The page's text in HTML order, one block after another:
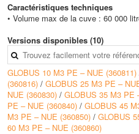
Caractéristiques techniques
• Volume max de la cuve : 60 000
Versions disponibles (10)
GLOBUS 10 M3 PE – NUE (360811)
(360816) / GLOBUS 25 M3 PE –
NUE (360830) / GLOBUS 35 M3 PE
PE – NUE (360840) / GLOBUS 45
M3 PE – NUE (360850) / GLOBUS
60 M3 PE – NUE (360860)